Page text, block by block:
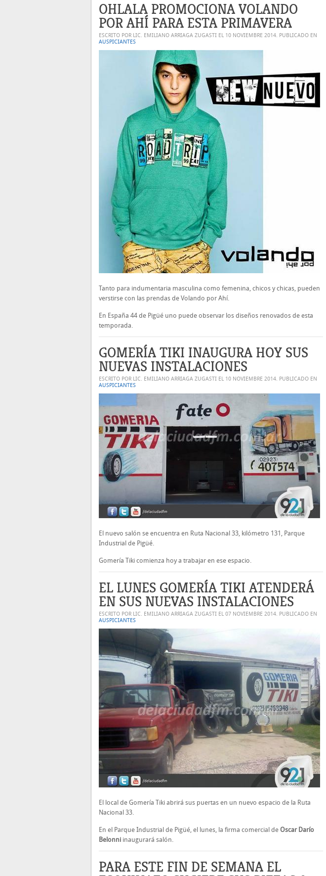
OHLALA PROMOCIONA VOLANDO
POR AHÍ PARA ESTA PRIMAVERA
ESCRITO POR LIC. EMILIANO ARRIAGA ZUGASTI EL 10 NOVIEMBRE 2014. PUBLICADO EN
AUSPICIANTES
Tanto para indumentaria masculina como femenina, chicos y chicas, pueden
verstirse con las prendas de Volando por Ahí.
En España 44 de Pigüé uno puede observar los diseños renovados de esta
temporada.
GOMERÍA TIKI INAUGURA HOY SUS
NUEVAS INSTALACIONES
ESCRITO POR LIC. EMILIANO ARRIAGA ZUGASTI EL 10 NOVIEMBRE 2014. PUBLICADO EN
AUSPICIANTES
El nuevo salón se encuentra en Ruta Nacional 33, kilómetro 131, Parque
Industrial de Pigüé.
Gomería Tiki comienza hoy a trabajar en ese espacio.
EL LUNES GOMERÍA TIKI ATENDERÁ
EN SUS NUEVAS INSTALACIONES
ESCRITO POR LIC. EMILIANO ARRIAGA ZUGASTI EL 07 NOVIEMBRE 2014. PUBLICADO EN
AUSPICIANTES
El local de Gomería Tiki abrirá sus puertas en un nuevo espacio de la Ruta
Nacional 33.
En el Parque Industrial de Pigüé, el lunes, la firma comercial de Oscar Darío
Belonni inaugurará salón.
PARA ESTE FIN DE SEMANA EL